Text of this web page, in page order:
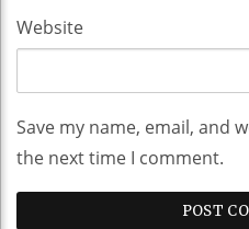
Website
Save my name, email, and
the next time I comment.